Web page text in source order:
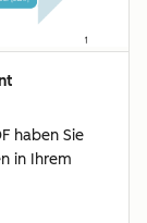
haben Sie
in Ihrem